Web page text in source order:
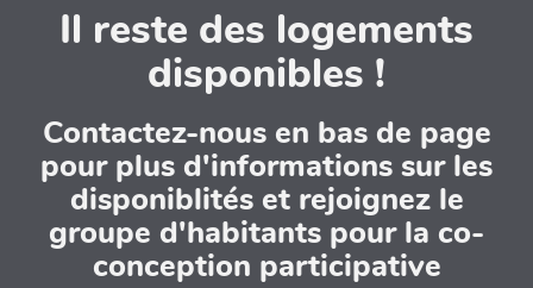
Il reste des logements
disponibles !
Contactez-nous en bas de page
pour plus d'informations sur les
disponiblités et rejoignez le
groupe d'habitants pour la co-
conception participative